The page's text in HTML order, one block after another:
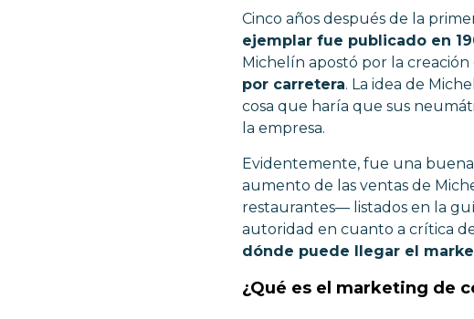
Cinco años después de la
ejemplar fue publicado en
Michelín apostó por la creación
por carretera. La idea de
cosa que haría que sus
la empresa.
Evidentemente, fue una buena
aumento de las ventas de
restaurantes—listados en la
autoridad en cuanto a crítica
dónde puede llegar el
¿Qué es el marketing de